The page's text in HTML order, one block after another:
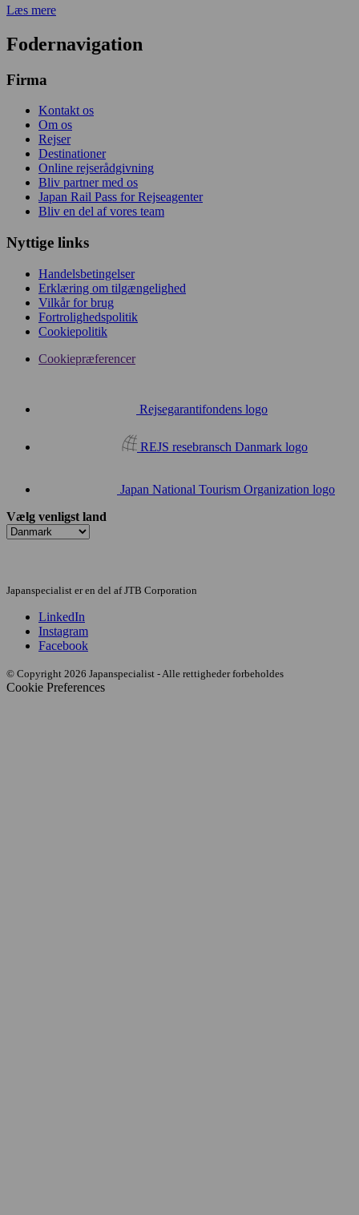
Læs mere
Fodernavigation
Firma
Kontakt os
Om os
Rejser
Destinationer
Online rejserådgivning
Bliv partner med os
Japan Rail Pass for Rejseagenter
Bliv en del af vores team
Nyttige links
Handelsbetingelser
Erklæring om tilgængelighed
Vilkår for brug
Fortrolighedspolitik
Cookiepolitik
Cookiepræferencer
Rejsegarantifondens logo
REJS resebransch Danmark logo
Japan National Tourism Organization logo
Vælg venligst land
Japanspecialist er en del af JTB Corporation
LinkedIn
Instagram
Facebook
© Copyright 2026 Japanspecialist - Alle rettigheder forbeholdes
Cookie Preferences